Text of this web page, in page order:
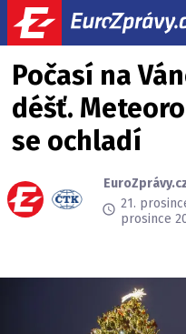
Počasí na
déšť.
se ochladí
21.
prosince